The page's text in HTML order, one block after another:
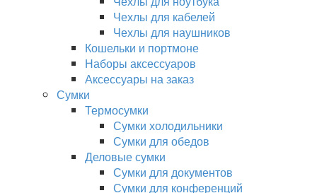
Чехлы для кабелей
Чехлы для наушников
Кошельки и портмоне
Наборы аксессуаров
Аксессуары на заказ
Сумки
Термосумки
Сумки холодильники
Сумки для обедов
Деловые сумки
Сумки для документов
Сумки для конференций